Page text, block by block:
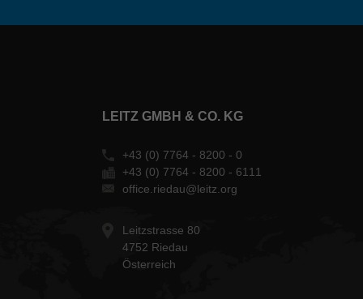
LEITZ GMBH & CO. KG
+43 (0) 7764 - 8200 - 0
+43 (0) 7764 - 8200 - 6111
office.riedau@leitz.org
Leitzstrasse 80
4752 Riedau
Österreich